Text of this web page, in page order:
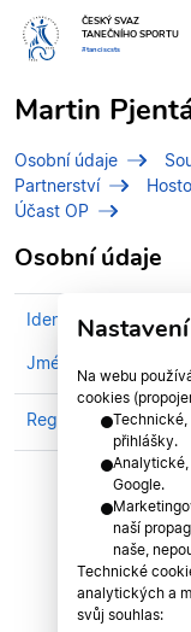
ČESKÝ SVAZ
TANEČNÍHO SPORTU
#tanciscsts
Martin
Osobní údaje
Partnerství
Účast OP
Osobní údaje
Identifikační číslo
Jméno
Registrován v klubu
Na webu
cookies
přihlášky.
Google.
naší
naše,
Technické
analytických a
svůj souhlas: